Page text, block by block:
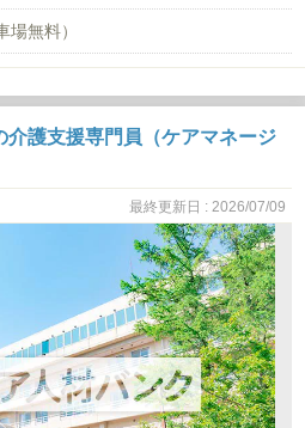
場無料）
介護支援専門員（ケアマネージ
最終更新日 : 2026/07/09